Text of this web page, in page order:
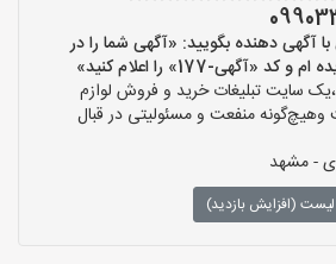
آگهی دهنده بگویید: «آگهی شما را در
177» را اعلام کنید»
سایت تبلیغات خرید و فروش لوازم
وهیچ‌گونه منفعت و مسئولیتی در قبال
- مشهد
(افزایش بازدید)